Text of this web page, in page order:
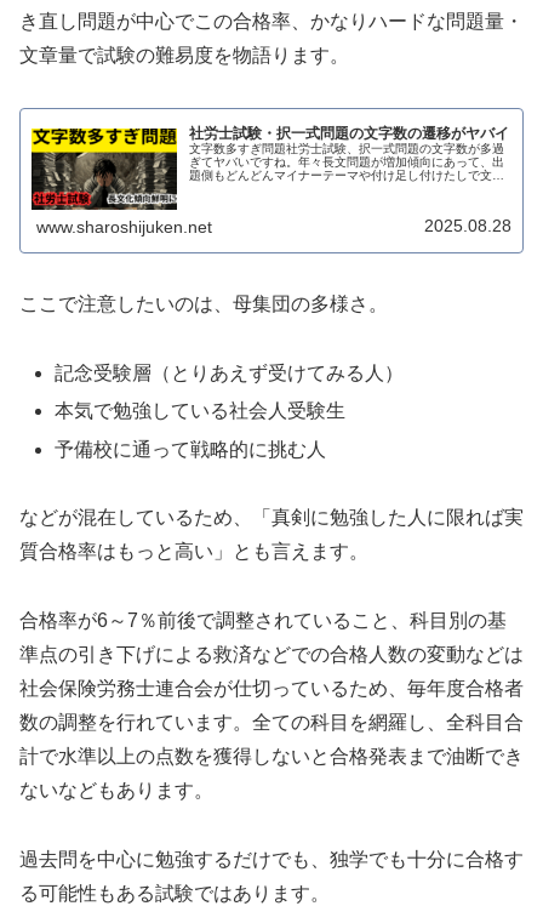
き直し問題が中心でこの合格率、かなりハードな問題量・
文章量で試験の難易度を物語ります。
社労士試験・択一式問題の文字数の遷移がヤバイ
文字数多すぎ問題社労士試験、択一式問題の文字数が多過
ぎてヤバいですね。年々長文問題が増加傾向にあって、出
題側もどんどんマイナーテーマや付け足し付けたしで文字
www.sharoshijuken.net 2025.08.28
ここで注意したいのは、母集団の多様さ。
記念受験層（とりあえず受けてみる人）
本気で勉強している社会人受験生
予備校に通って戦略的に挑む人
などが混在しているため、「真剣に勉強した人に限れば実
質合格率はもっと高い」とも言えます。
合格率が6～7％前後で調整されていること、科目別の基
準点の引き下げによる救済などでの合格人数の変動などは
社会保険労務士連合会が仕切っているため、毎年度合格者
数の調整を行れています。全ての科目を網羅し、全科目合
計で水準以上の点数を獲得しないと合格発表まで油断でき
ないなどもあります。
過去問を中心に勉強するだけでも、独学でも十分に合格す
る可能性もある試験ではあります。